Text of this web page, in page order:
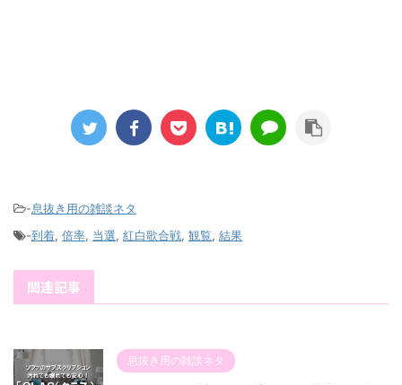
-息抜き用の雑談ネタ
-到着, 倍率, 当選, 紅白歌合戦, 観覧, 結果
関連記事
息抜き用の雑談ネタ